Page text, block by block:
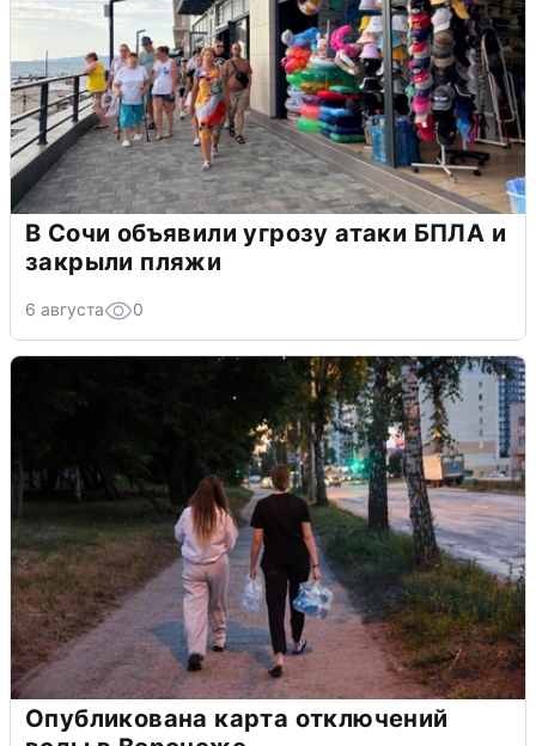
В Сочи объявили угрозу атаки БПЛА и
закрыли пляжи
6 августа 0
Опубликована карта отключений